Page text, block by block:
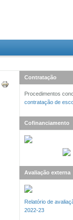
Contratação
Procedimentos
contratação de
Cofinanciamento
Avaliação externa
Relatório de
2022-23